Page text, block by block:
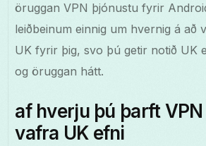
öruggan VPN þjónustu fyrir
leiðbeinum einnig um hvernig á að
UK fyrir þig, svo þú getir notið UK
og öruggan hátt.
af hverju þú þarft
vafra UK efni